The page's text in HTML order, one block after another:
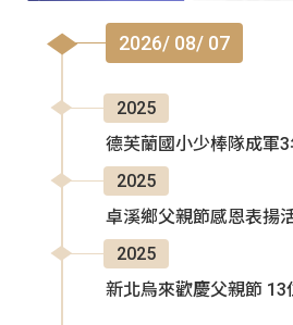
2026/ 08/ 07
2025
德芙蘭國小少棒隊成軍
2025
卓溪鄉父親節感恩表揚
2025
新北烏來歡慶父親節